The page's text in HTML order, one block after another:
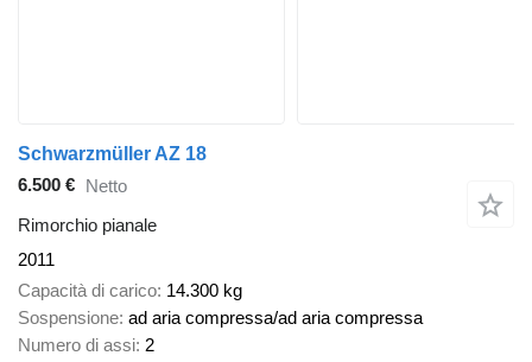
Schwarzmüller AZ 18
6.500 € Netto
Rimorchio pianale
2011
Capacità di carico 14.300 kg
Sospensione ad aria compressa/ad aria compressa
Numero di assi 2